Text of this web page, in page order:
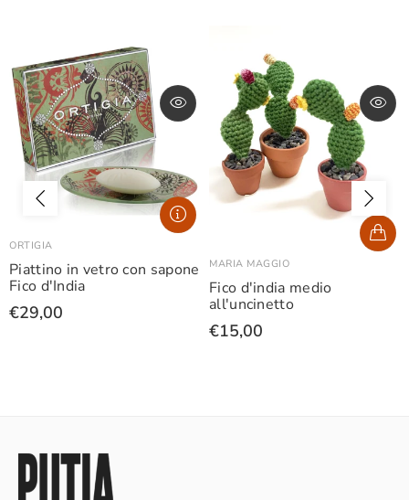
ORTIGIA
Piattino in vetro con sapone
Fico d'India
€29,00
MARIA MAGGIO
Fico d'india medio
all'uncinetto
€15,00